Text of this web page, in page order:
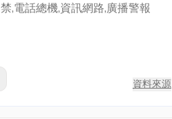
,電話總機,資訊網路,廣播警報
資料來源